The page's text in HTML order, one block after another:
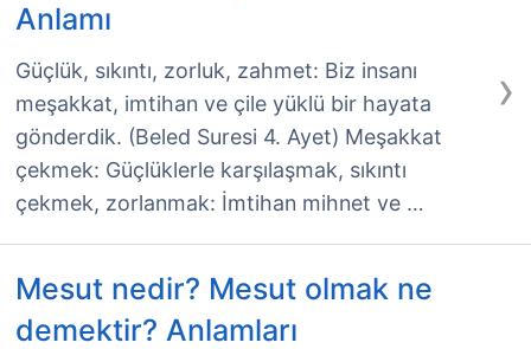
Anlamı
›
Güçlük, sıkıntı, zorluk, zahmet: Biz insanı
meşakkat, imtihan ve çile yüklü bir hayata
gönderdik. (Beled Suresi 4. Ayet) Meşakkat
çekmek: Güçlüklerle karşılaşmak, sıkıntı
çekmek, zorlanmak: İmtihan mihnet ve …
Mesut nedir? Mesut olmak ne
demektir? Anlamları